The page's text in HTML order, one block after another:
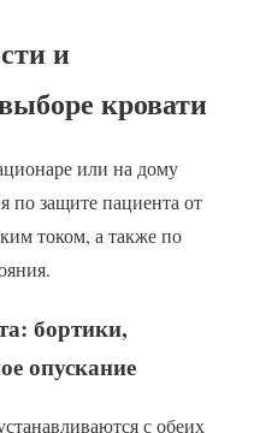
и
кровати
или на дому
по защите пациента от
током, а также по
бортики,
опускание
с обеих